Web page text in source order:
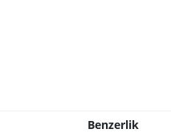
Benzerlik